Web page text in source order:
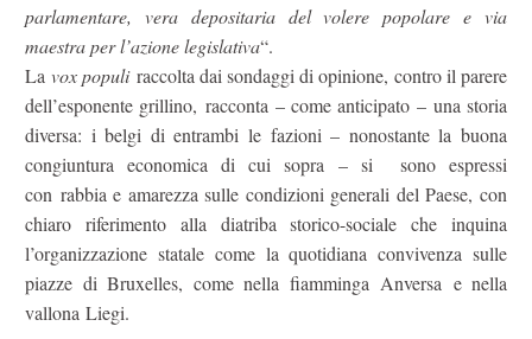
parlamentare, vera depositaria del volere popolare e via
maestra per l’azione legislativa“.
Lavox populiraccolta dai sondaggi di opinione, contro il parere
dell’esponente grillino, racconta – come anticipato – una storia
diversa: i belgi di entrambi le fazioni – nonostante la buona
congiuntura economica di cui sopra – si sono espressi
con rabbia e amarezza sulle condizioni generali del Paese, con
chiaro riferimento alla diatriba storico-sociale che inquina
l’organizzazione statale come la quotidiana convivenza sulle
piazze di Bruxelles, come nella fiamminga Anversa e nella
vallona Liegi.